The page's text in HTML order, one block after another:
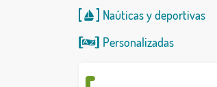
Naúticasydeportivas
Personalizadas